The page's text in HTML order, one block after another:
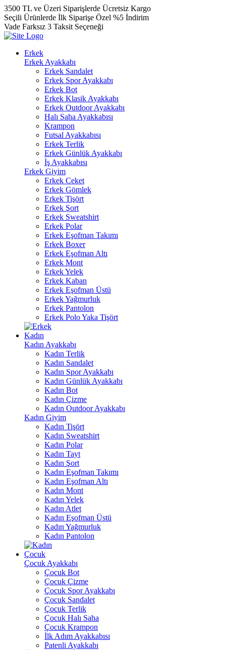
3500 TL ve Üzeri Siparişlerde Ücretsiz Kargo
Seçili Ürünlerde İlk Siparişe Özel %5 İndirim
Vade Farksız 3 Taksit Seçeneği
Erkek
Erkek Ayakkabı
Erkek Sandalet
Erkek Spor Ayakkabı
Erkek Bot
Erkek Klasik Ayakkabı
Erkek Outdoor Ayakkabı
Halı Saha Ayakkabısı
Krampon
Futsal Ayakkabısı
Erkek Terlik
Erkek Günlük Ayakkabı
İş Ayakkabısı
Erkek Giyim
Erkek Ceket
Erkek Gömlek
Erkek Tişört
Erkek Şort
Erkek Sweatshirt
Erkek Polar
Erkek Eşofman Takımı
Erkek Boxer
Erkek Eşofman Altı
Erkek Mont
Erkek Yelek
Erkek Kaban
Erkek Eşofman Üstü
Erkek Yağmurluk
Erkek Pantolon
Erkek Polo Yaka Tişört
Kadın
Kadın Ayakkabı
Kadın Terlik
Kadın Sandalet
Kadın Spor Ayakkabı
Kadın Günlük Ayakkabı
Kadın Bot
Kadın Çizme
Kadın Outdoor Ayakkabı
Kadın Giyim
Kadın Tişört
Kadın Sweatshirt
Kadın Polar
Kadın Tayt
Kadın Şort
Kadın Eşofman Takımı
Kadın Eşofman Altı
Kadın Mont
Kadın Yelek
Kadın Atlet
Kadın Eşofman Üstü
Kadın Yağmurluk
Kadın Pantolon
Çocuk
Çocuk Ayakkabı
Çocuk Bot
Çocuk Çizme
Çocuk Spor Ayakkabı
Çocuk Sandalet
Çocuk Terlik
Çocuk Halı Saha
Çocuk Krampon
İlk Adım Ayakkabısı
Patenli Ayakkabı